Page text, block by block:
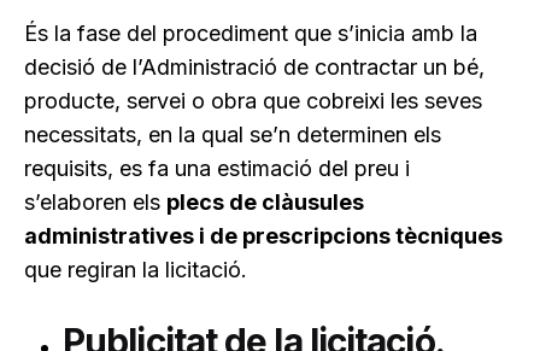
És la fase del procediment que s’inicia amb la
decisió de l’Administració de contractar un bé,
producte, servei o obra que cobreixi les seves
necessitats, en la qual se’n determinen els
requisits, es fa una estimació del preu i
s’elaboren els plecs de clàusules
administratives i de prescripcions tècniques
que regiran la licitació.
Publicitat de la licitació.